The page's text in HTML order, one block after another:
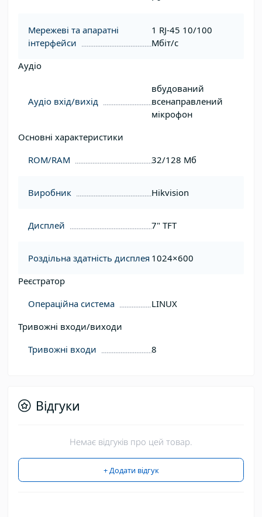
Мережеві та апаратні
інтерфейси
1 RJ-45 10/100
Мбіт/с
Аудіо
Аудіо вхід/вихід
вбудований
всенаправлений
мікрофон
Основні характеристики
ROM/RAM
32/128 Мб
Виробник Hikvision
Дисплей 7" TFT
Роздільна здатність дисплея 1024×600
Реєстратор
Операційна система
LINUX
Тривожні входи/виходи
Тривожні входи
8
Відгуки
Немає відгуків про цей товар.
+ Додати відгук